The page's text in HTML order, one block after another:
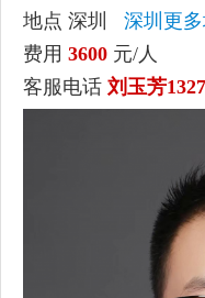
地点 深圳 深圳更
费用 3600 元/人
客服电话 刘玉芳